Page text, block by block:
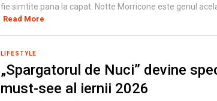
fie simtite pana la capat. Notte Morricone este genul acela
Read More
LIFESTYLE
„Spargatorul de Nuci” devine
must-see al iernii 2026